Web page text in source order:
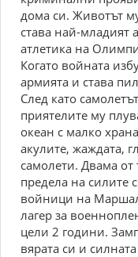
дома си. Животът
става най-младият
атлетика на
Когато войната
армията и става
След като
приятелите му
океан с малко
акулите, жаждата,
самолети. Двама от
предела на силите
войници на
лагер за
цели 2 години.
вярата си и